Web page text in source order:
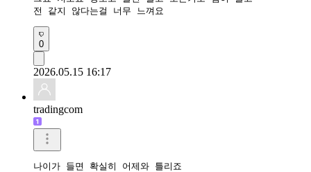
전 같지 않다는걸 너무 느껴요
0
2026.05.15 16:17
tradingcom
나이가 들면 확실히 어제와 틀리죠